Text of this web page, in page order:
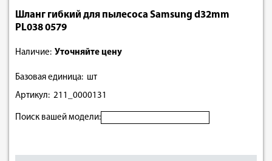
Шланг гибкий для пылесоса Samsung d32mm
PL038 0579
Наличие: Уточняйте цену
Базовая единица: шт
Артикул: 211_0000131
Поиск вашей модели: